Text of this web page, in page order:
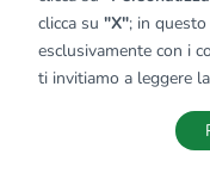
clicca su "X"; in
esclusivamente con i
ti invitiamo a leggere